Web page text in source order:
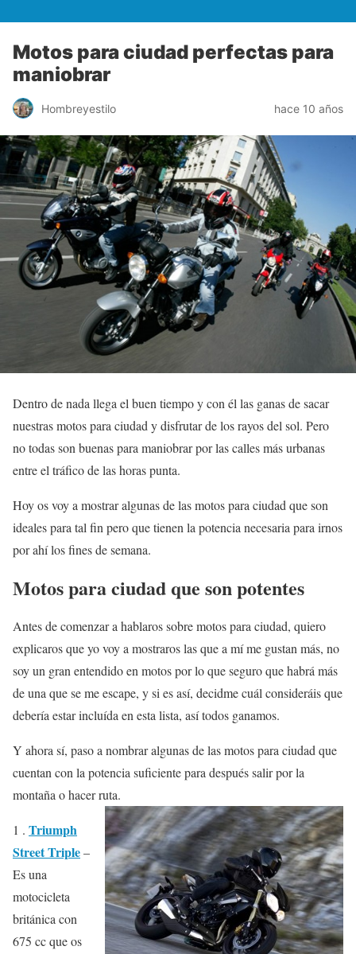
Motos para ciudad perfectas para
maniobrar
Hombreyestilo hace 10 años
Dentro de nada llega el buen tiempo y con él las ganas de sacar
nuestras motos para ciudad y disfrutar de los rayos del sol. Pero
no todas son buenas para maniobrar por las calles más urbanas
entre el tráfico de las horas punta.
Hoy os voy a mostrar algunas de las motos para ciudad que son
ideales para tal fin pero que tienen la potencia necesaria para irnos
por ahí los fines de semana.
Motos para ciudad que son potentes
Antes de comenzar a hablaros sobre motos para ciudad, quiero
explicaros que yo voy a mostraros las que a mí me gustan más, no
soy un gran entendido en motos por lo que seguro que habrá más
de una que se me escape, y si es así, decidme cuál consideráis que
debería estar incluída en esta lista, así todos ganamos.
Y ahora sí, paso a nombrar algunas de las motos para ciudad que
cuentan con la potencia suficiente para después salir por la
montaña o hacer ruta.
1 . Triumph
Street Triple–
Es una
motocicleta
británica con
675 cc que os